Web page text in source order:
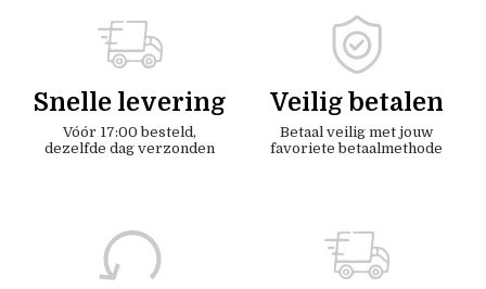
Snelle levering
Vóór 17:00 besteld,
dezelfde dag verzonden
Veilig betalen
Betaal veilig met jouw
favoriete betaalmethode